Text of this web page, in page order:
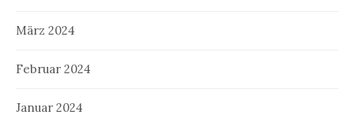
März 2024
Februar 2024
Januar 2024